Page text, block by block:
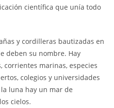
científica que unía todo
y cordilleras bautizadas en
deben su nombre. Hay
corrientes marinas, especies
colegios y universidades
luna hay un mar de
cielos.